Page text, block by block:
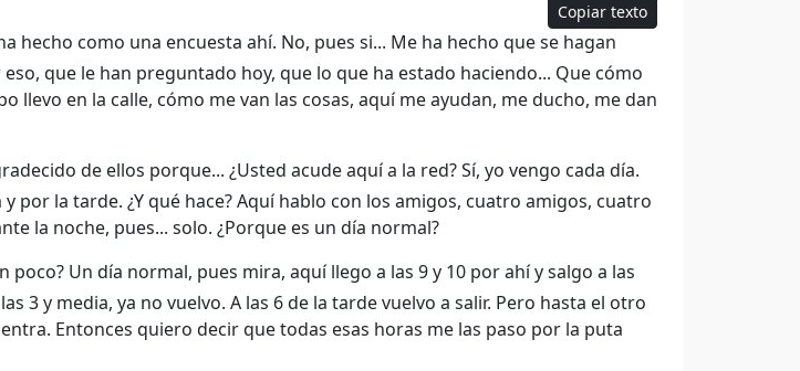
Copiar texto
hecho como una encuesta ahí. No, pues si... Me ha hecho que se hagan
eso, que le han preguntado hoy, que lo que ha estado haciendo... Que cómo
llevo en la calle, cómo me van las cosas, aquí me ayudan, me ducho, me dan
de ellos porque... ¿Usted acude aquí a la red? Sí, yo vengo cada día.
por la tarde. ¿Y qué hace? Aquí hablo con los amigos, cuatro amigos, cuatro
la noche, pues... solo. ¿Porque es un día normal?
poco? Un día normal, pues mira, aquí llego a las 9 y 10 por ahí y salgo a las
3 y media, ya no vuelvo. A las 6 de la tarde vuelvo a salir. Pero hasta el otro
Entonces quiero decir que todas esas horas me las paso por la puta